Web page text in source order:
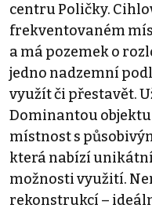
centru Poličky.
frekventovaném
a má pozemek o
jedno nadzemní
využít či přestavět.
Dominantou
místnost s
která nabízí
možnosti využití.
rekonstrukcí –